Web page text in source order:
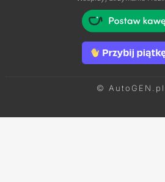
© AutoGEN.pl